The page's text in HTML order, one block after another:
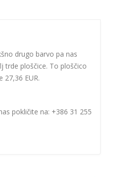
drugo barvo pa nas
trde ploščice. To ploščico
27,36 EUR.
pokličite na: +386 31 255